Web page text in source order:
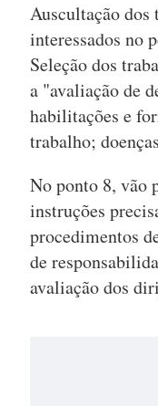
Auscultação dos
interessados no
Seleção dos
a "avaliação de
habilitações e
trabalho;
No ponto 8, vão
instruções
procedimentos
de
avaliação dos